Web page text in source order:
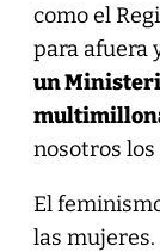
como el
para afuera
un
nosotros los
El
las mujeres.